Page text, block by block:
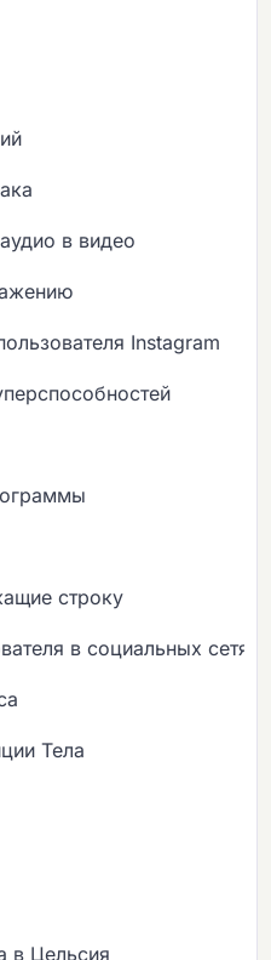
в видео
Instagram
строку
в социальных сетях
Тела
в Цельсия